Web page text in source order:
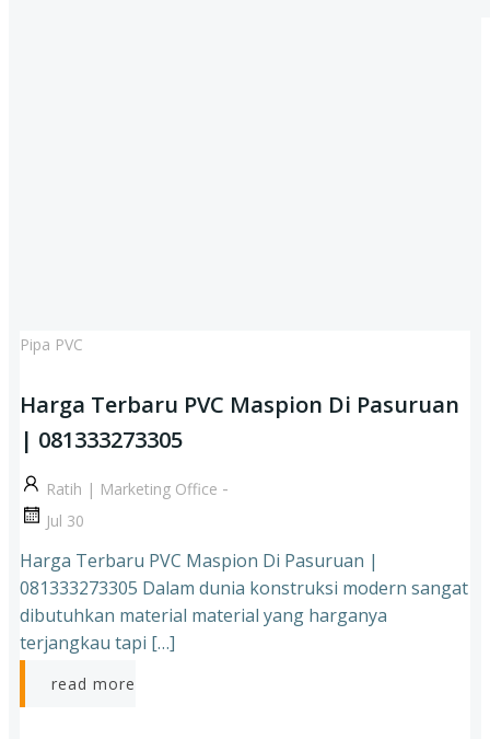
Pipa PVC
Harga Terbaru PVC Maspion Di Pasuruan
| 081333273305
Ratih | Marketing Office -
Jul 30
Harga Terbaru PVC Maspion Di Pasuruan |
081333273305 Dalam dunia konstruksi modern sangat
dibutuhkan material material yang harganya
terjangkau tapi […]
read more